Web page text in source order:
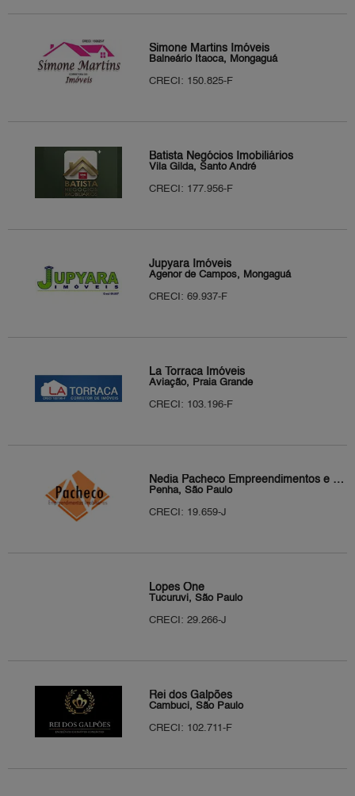
Simone Martins Imóveis
Balneário Itaoca, Mongaguá
CRECI: 150.825-F
Batista Negócios Imobiliários
Vila Gilda, Santo André
CRECI: 177.956-F
Jupyara Imóveis
Agenor de Campos, Mongaguá
CRECI: 69.937-F
La Torraca Imóveis
Aviação, Praia Grande
CRECI: 103.196-F
Nedia Pacheco Empreendimentos e Negócios Imobiliários
Penha, São Paulo
CRECI: 19.659-J
Lopes One
Tucuruvi, São Paulo
CRECI: 29.266-J
Rei dos Galpões
Cambuci, São Paulo
CRECI: 102.711-F